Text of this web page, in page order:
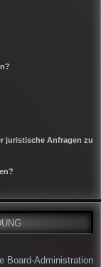
juristische Anfragen zu
Board-Administration